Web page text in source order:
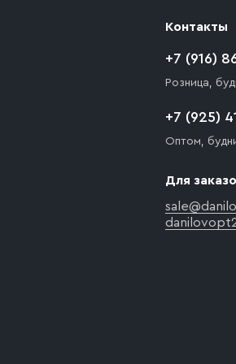
Контакты
+7 (916)
Розница,
+7 (925)
Оптом,
Для